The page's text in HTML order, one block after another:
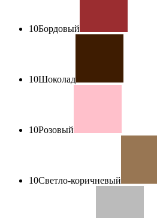
10Бордовый
10Шоколад
10Розовый
10Светло-коричневый